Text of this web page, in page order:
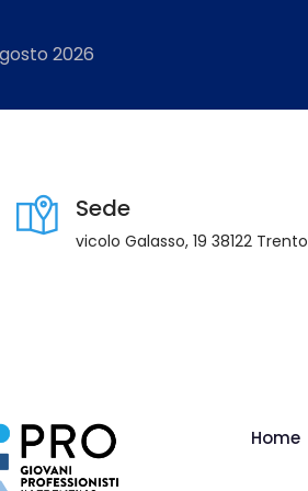
2026
Sede
vicolo Galasso, 19 38122 Trento
Home